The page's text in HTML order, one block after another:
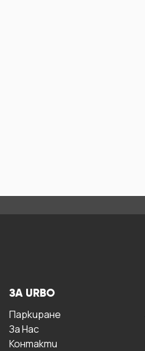
ЗА URBO
Паркиране
За Hас
Контакти